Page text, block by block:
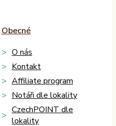
Obecné
O nás
Kontakt
Affiliate program
Notáři dle lokality
CzechPOINT dle
lokality